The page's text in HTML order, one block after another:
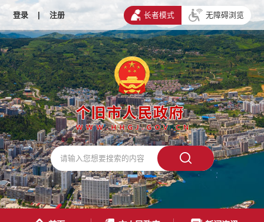
登录 | 注册 长者模式 无障碍浏览